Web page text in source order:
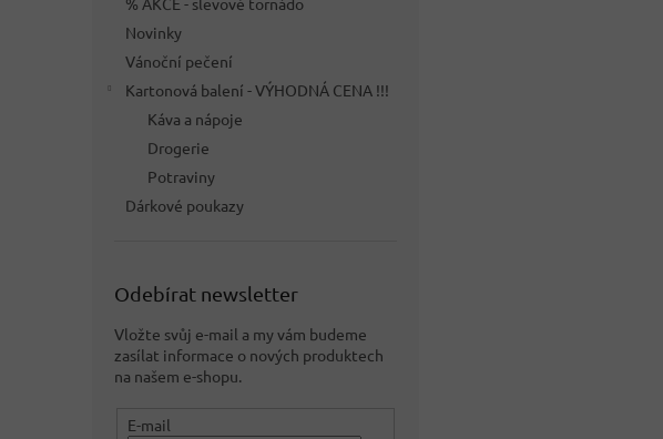
Novinky
Vánoční pečení
Kartonová balení - VÝHODNÁ CENA !!!
Káva a nápoje
Drogerie
Potraviny
Dárkové poukazy
Odebírat newsletter
Vložte svůj e-mail a my vám budeme
zasílat informace o nových produktech
na našem e-shopu.
E-mail